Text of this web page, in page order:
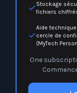
Stockage
fichiers
Aide
cercle de
(MyTech
One